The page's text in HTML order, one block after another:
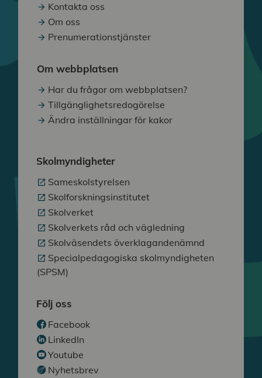
Kontakta oss
Om oss
Prenumerationstjänster
Om webbplatsen
Har du frågor om webbplatsen?
Tillgänglighetsredogörelse
Ändra inställningar för kakor
Skolmyndigheter
Sameskolstyrelsen
Skolforskningsinstitutet
Skolverket
Skolverkets råd och vägledning
Skolväsendets överklagandenämnd
Specialpedagogiska skolmyndigheten
(SPSM)
Följ oss
Facebook
LinkedIn
Youtube
Nyhetsbrev